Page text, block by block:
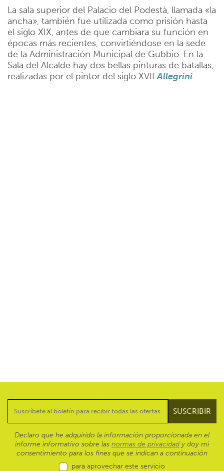
La sala superior del Palacio del Podestà, llamada «la
ancha», también fue utilizada como prisión hasta
el siglo XIX, antes de que cambiara su función en
épocas más recientes, convirtiéndose en la sede
de la Administración Municipal de Gubbio. En la
Sala del Alcalde hay dos bellas pinturas de batallas,
realizadas por el pintor del siglo XVIIAllegrini.
Declaro que he adquirido la información proporcionada en el
informe informativo sobre las normas de privacidad y doy mi
consentimiento para los fines que se indican a continuación
para aprovechar este servicio